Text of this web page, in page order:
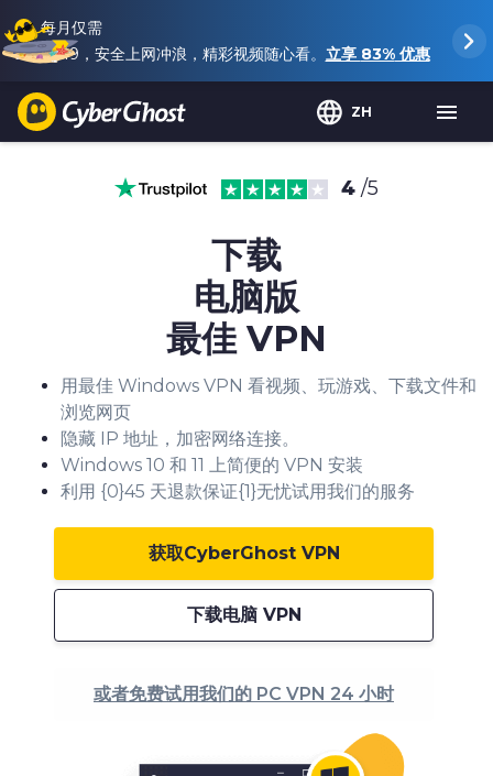
每月仅需
$2.19 ，安全上网冲浪，精彩视频随心看。 立享 83%优惠
ZH
4 /5
下载
电脑版
最佳 VPN
用最佳 Windows VPN 看视频、玩游戏、下载文件和
浏览网页
隐藏 IP 地址，加密网络连接。
Windows 10 和 11 上简便的 VPN 安装
利用 {0}45 天退款保证{1}无忧试用我们的服务
获取CyberGhost VPN
下载电脑 VPN
或者免费试用我们的 PC VPN 24 小时